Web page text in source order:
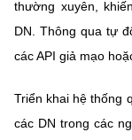
thường xuyên,
DN. Thông qua tự
các API giả mạo
Triển khai hệ thống
các DN trong các